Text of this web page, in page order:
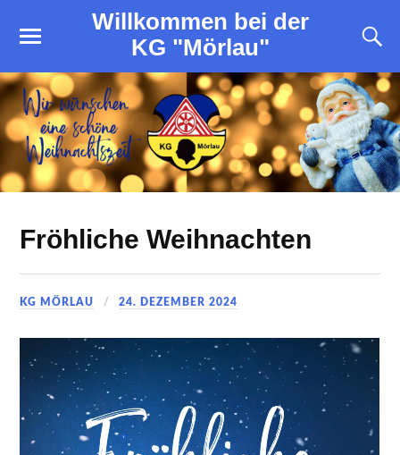
Willkommen bei der
KG "Mörlau"
Fröhliche Weihnachten
KG MÖRLAU 24. DEZEMBER 2024